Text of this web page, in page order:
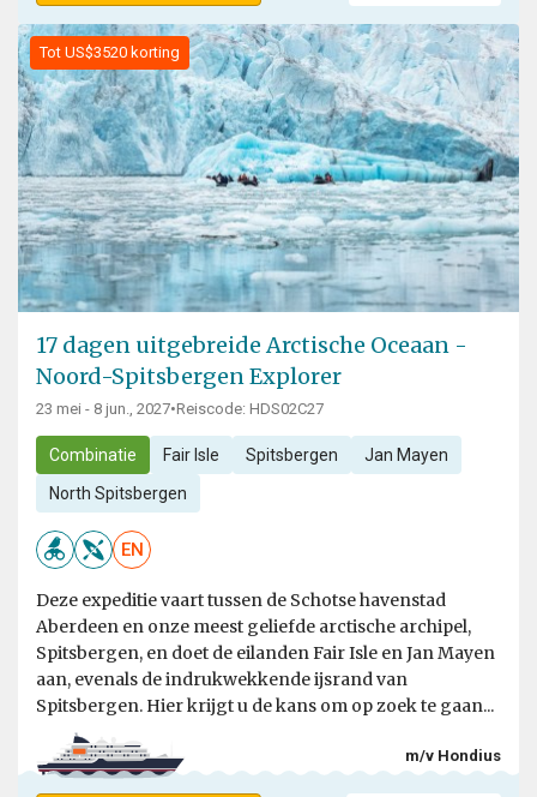
Tot US$3520 korting
17 dagen uitgebreide Arctische Oceaan -
Noord-Spitsbergen Explorer
23 mei - 8 jun., 2027•Reiscode: HDS02C27
Combinatie Fair Isle Spitsbergen Jan Mayen
North Spitsbergen
EN
Deze expeditie vaart tussen de Schotse havenstad
Aberdeen en onze meest geliefde arctische archipel,
Spitsbergen, en doet de eilanden Fair Isle en Jan Mayen
aan, evenals de indrukwekkende ijsrand van
Spitsbergen. Hier krijgt u de kans om op zoek te gaan...
m/v Hondius